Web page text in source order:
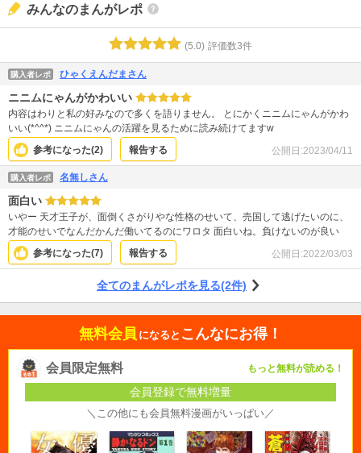
みんなのまんがレポ
(5.0) 評価数3件
購入者レポ ひゃくえんだまさん
ニニムにゃんがかわいい
内容はわりと私の好みなので多くを語りません。 とにかくニニムにゃんがかわ
いい(*^^*) ニニムにゃんの活躍を見るために読み続けてますw
参考になった(2) 報告する 公開日:2023/04/11
購入者レポ 名無しさん
面白い
いやー 天才王子が、面倒くさがりやな性格のせいて、売国して逃げたいのに、
才能のせいでなんだかんだ働いてるのにワロタ 面白いね。負けないのが良い
参考になった(7) 報告する 公開日:2022/03/03
全てのまんがレポを見る(2件)
無料会員 になると こんなにお得！
会員限定無料 もっと無料が読める！
会員登録で無料増量
＼この他にも会員無料漫画がいっぱい／